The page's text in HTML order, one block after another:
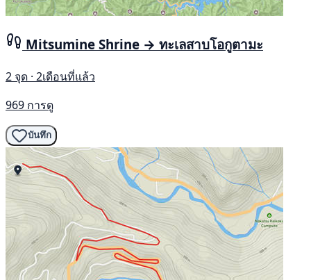
Mitsumine Shrine → ทะเลสาบโอกูตามะ
2 จุด · 2เดือนที่แล้ว
969 การดู
บันทึก